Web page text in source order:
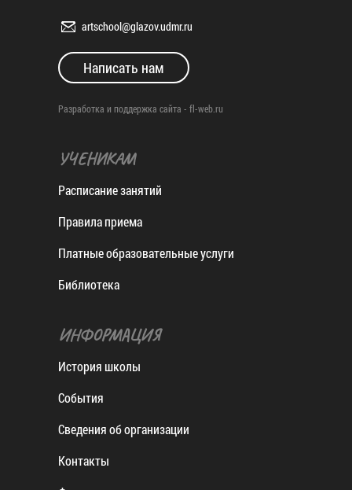
artschool@glazov.udmr.ru
Написать нам
Разработка и поддержка сайта - fl-web.ru
УЧЕНИКАМ
Расписание занятий
Правила приема
Платные образовательные услуги
Библиотека
ИНФОРМАЦИЯ
История школы
События
Сведения об организации
Контакты